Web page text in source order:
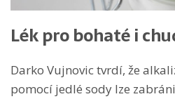
Lék pro bohaté i
Darko Vujnovic tvrdí, že
pomocí jedlé sody lze